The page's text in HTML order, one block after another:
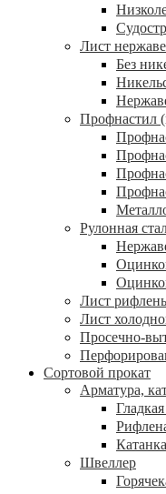
Лист
Без
Профнастил
Рулонная
Лист
Лист
Просечно-
Сортовой прокат
Арматура,
Катанка
Швеллер